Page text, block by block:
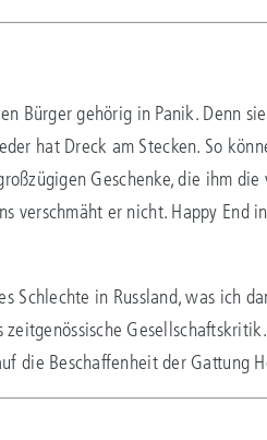
Bürger gehörig in Panik. Denn
hat Dreck am Stecken. So
Geschenke, die ihm
verschmäht er nicht. Happy End
Schlechte in Russland, was ich
die Beschaffenheit der Gattung